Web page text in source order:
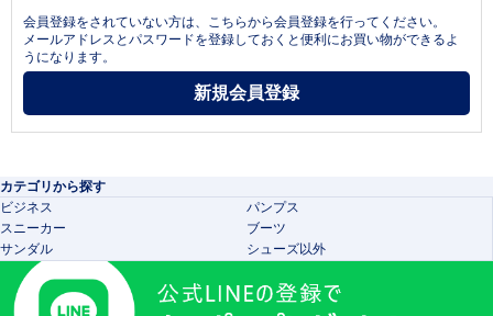
会員登録をされていない方は、こちらから会員登録を行ってください。
メールアドレスとパスワードを登録しておくと便利にお買い物ができるよ
うになります。
カテゴリから探す
ビジネス
パンプス
スニーカー
ブーツ
サンダル
シューズ以外